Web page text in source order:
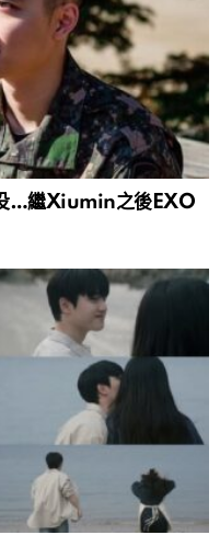
…繼Xiumin之後EXO